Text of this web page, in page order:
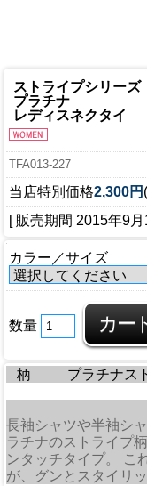
ストライプシリーズ
プラチナ
レディスネクタイ
TFA013-227
当店特別価格2,300円
[ 販売期間 2015年9
カラー／サイズ
数量
柄 プラチナス
長袖シャツや半袖シ
ラチナのストライプ
ンタッチタイプ。 こ
が、グンとスタイリ